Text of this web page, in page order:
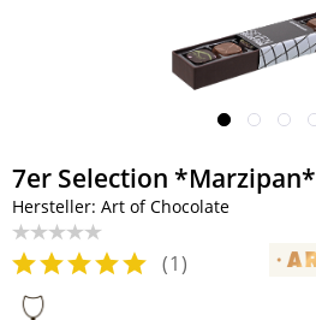
7er Selection *Marzipan*
Hersteller: Art of Chocolate
(1)